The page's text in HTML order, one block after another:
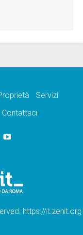
Servizi
Contattaci
https://it.zenit.org